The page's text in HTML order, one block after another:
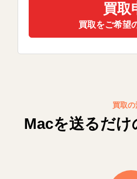
買取
買取をご希望
買取の
Macを送るだけ